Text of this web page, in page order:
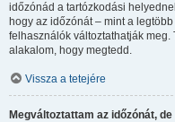
időzónád a tartózkodási
hogy az időzónát – mint a
felhasználók változtathatják
alakalom, hogy megtedd.
Vissza a tetejére
Megváltoztattam az időzónát,